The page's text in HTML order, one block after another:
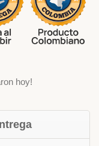
hoy!